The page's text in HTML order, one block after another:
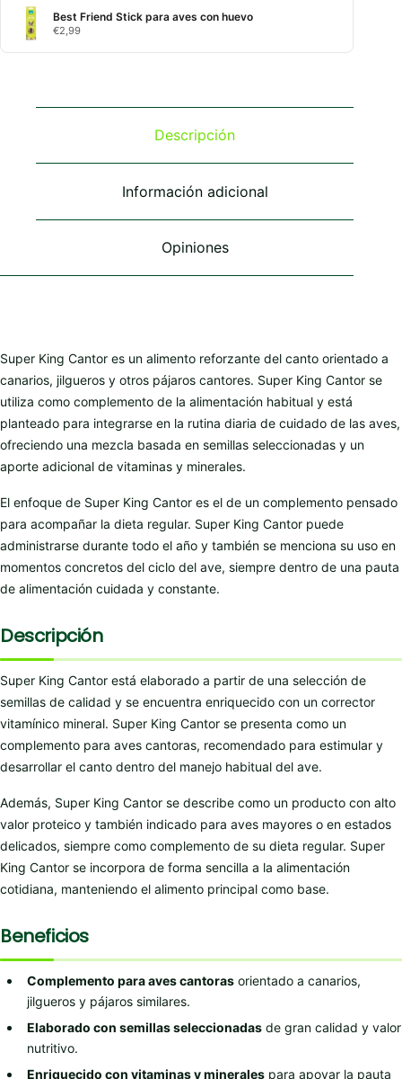
Best Friend Stick para aves con huevo
€2,99
Descripción
Información adicional
Opiniones
Super King Cantor es un alimento reforzante del canto orientado a
canarios, jilgueros y otros pájaros cantores. Super King Cantor se
utiliza como complemento de la alimentación habitual y está
planteado para integrarse en la rutina diaria de cuidado de las aves,
ofreciendo una mezcla basada en semillas seleccionadas y un
aporte adicional de vitaminas y minerales.
El enfoque de Super King Cantor es el de un complemento pensado
para acompañar la dieta regular. Super King Cantor puede
administrarse durante todo el año y también se menciona su uso en
momentos concretos del ciclo del ave, siempre dentro de una pauta
de alimentación cuidada y constante.
Descripción
Super King Cantor está elaborado a partir de una selección de
semillas de calidad y se encuentra enriquecido con un corrector
vitamínico mineral. Super King Cantor se presenta como un
complemento para aves cantoras, recomendado para estimular y
desarrollar el canto dentro del manejo habitual del ave.
Además, Super King Cantor se describe como un producto con alto
valor proteico y también indicado para aves mayores o en estados
delicados, siempre como complemento de su dieta regular. Super
King Cantor se incorpora de forma sencilla a la alimentación
cotidiana, manteniendo el alimento principal como base.
Beneficios
Complemento para aves cantoras orientado a canarios,
jilgueros y pájaros similares.
Elaborado con semillas seleccionadas de gran calidad y valor
nutritivo.
Enriquecido con vitaminas y minerales para apoyar la pauta